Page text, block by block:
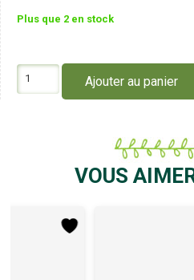
Plus que 2 en stock
Croustillant
Ajouter au panier
VOUS